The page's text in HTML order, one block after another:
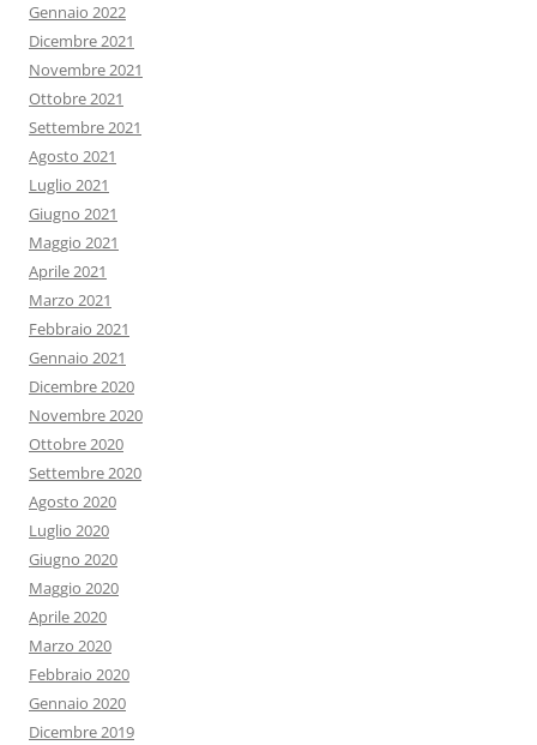
Gennaio 2022
Dicembre 2021
Novembre 2021
Ottobre 2021
Settembre 2021
Agosto 2021
Luglio 2021
Giugno 2021
Maggio 2021
Aprile 2021
Marzo 2021
Febbraio 2021
Gennaio 2021
Dicembre 2020
Novembre 2020
Ottobre 2020
Settembre 2020
Agosto 2020
Luglio 2020
Giugno 2020
Maggio 2020
Aprile 2020
Marzo 2020
Febbraio 2020
Gennaio 2020
Dicembre 2019